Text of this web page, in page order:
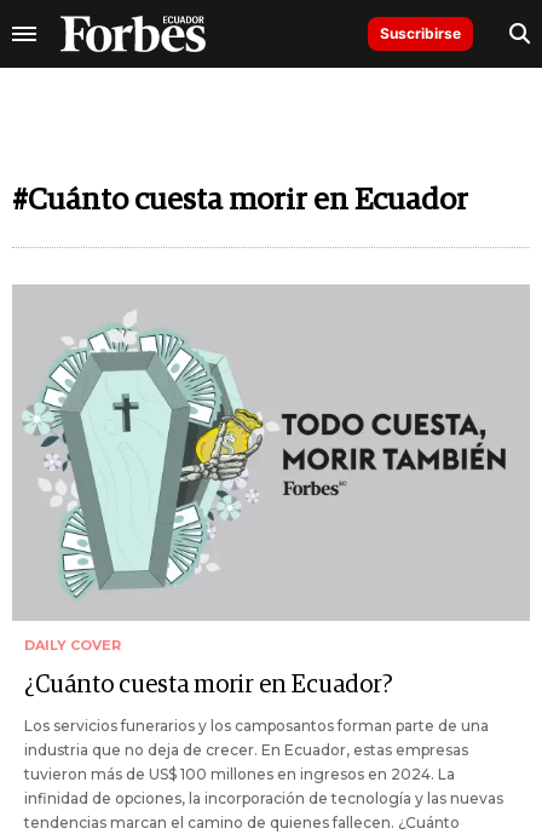
Suscribirse
#Cuánto cuesta morir en Ecuador
DAILY COVER
¿Cuánto cuesta morir en Ecuador?
Los servicios funerarios y los camposantos forman parte de una
industria que no deja de crecer. En Ecuador, estas empresas
tuvieron más de US$ 100 millones en ingresos en 2024. La
infinidad de opciones, la incorporación de tecnología y las nuevas
tendencias marcan el camino de quienes fallecen. ¿Cuánto